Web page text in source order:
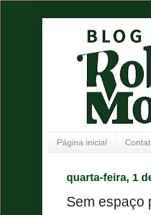
Página inicial
quarta-feira, 1
Sem espaço